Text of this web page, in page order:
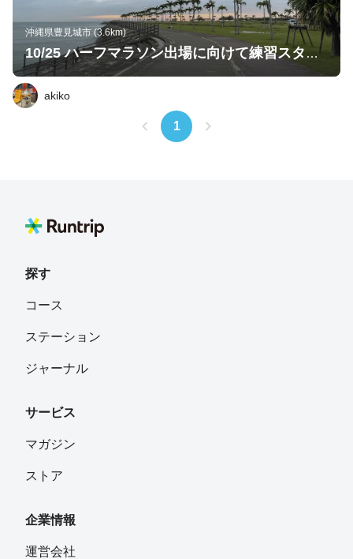
沖縄県豊見城市 (3.6km)
10/25 ハーフマラソン出場に向けて練習スタート🏃‍♀️
akiko
1
探す
コース
ステーション
ジャーナル
サービス
マガジン
ストア
企業情報
運営会社